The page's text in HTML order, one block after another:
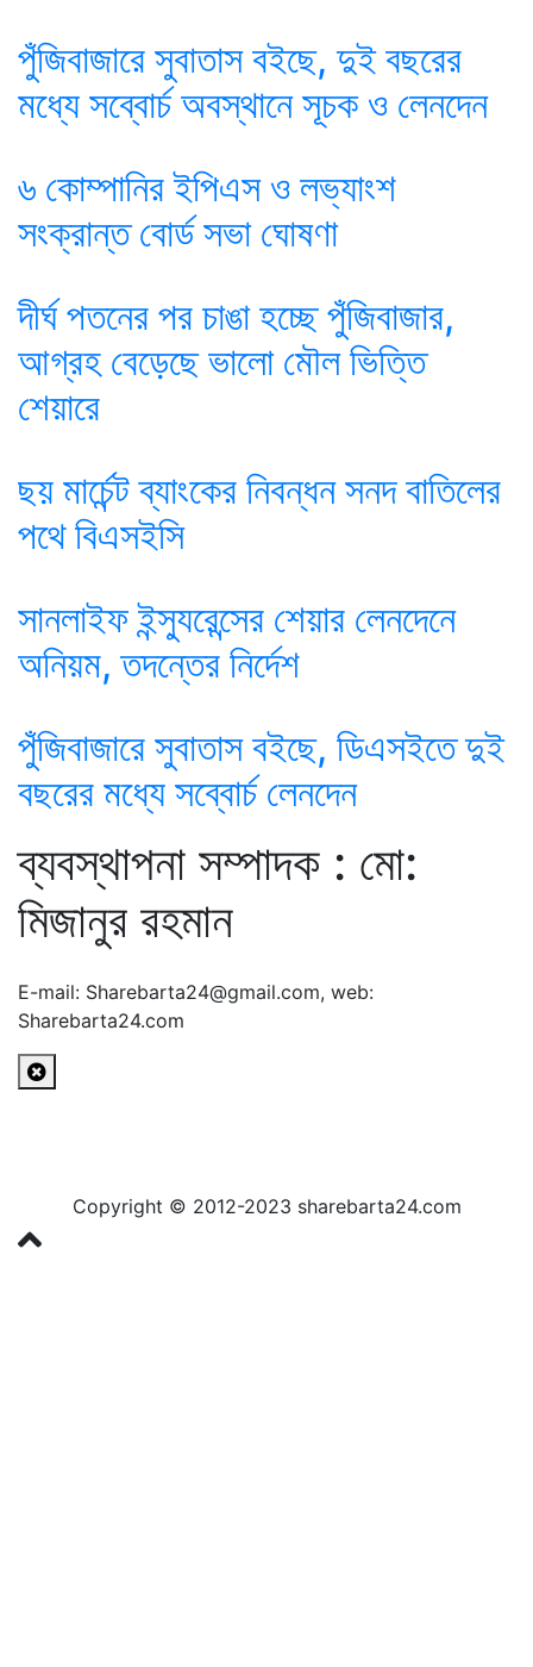
পুঁজিবাজারে সুবাতাস বইছে, দুই বছরের
মধ্যে সব্বোর্চ অবস্থানে সূচক ও লেনদেন
৬ কোম্পানির ইপিএস ও লভ্যাংশ
সংক্রান্ত বোর্ড সভা ঘোষণা
দীর্ঘ পতনের পর চাঙা হচ্ছে পুঁজিবাজার,
আগ্রহ বেড়েছে ভালো মৌল ভিত্তি
শেয়ারে
ছয় মার্চেন্ট ব্যাংকের নিবন্ধন সনদ বাতিলের
পথে বিএসইসি
সানলাইফ ইন্স্যুরেন্সের শেয়ার লেনদেনে
অনিয়ম, তদন্তের নির্দেশ
পুঁজিবাজারে সুবাতাস বইছে, ডিএসইতে দুই
বছরের মধ্যে সব্বোর্চ লেনদেন
ব্যবস্থাপনা সম্পাদক : মো:
মিজানুর রহমান
E-mail: Sharebarta24@gmail.com, web:
Sharebarta24.com
Copyright © 2012-2023 sharebarta24.com